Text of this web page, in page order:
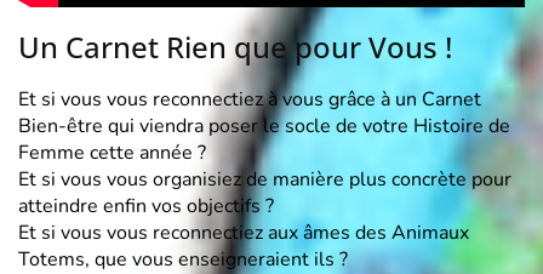
Un Carnet Rien que pour Vous !
Et si vous vous reconnectiez à vous grâce à un Carnet
Bien-être qui viendra poser le socle de votre Histoire de
Femme cette année ?
Et si vous vous organisiez de manière plus concrète pour
atteindre enfin vos objectifs ?
Et si vous vous reconnectiez aux âmes des Animaux
Totems, que vous enseigneraient ils ?